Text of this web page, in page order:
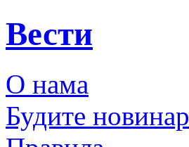
Вести
О нама
Будите новинар